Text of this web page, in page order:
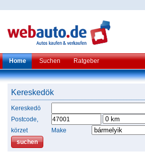
Home Suchen Ratgeber
Kereskedök
Kereskedö
Postcode,
körzet
Make